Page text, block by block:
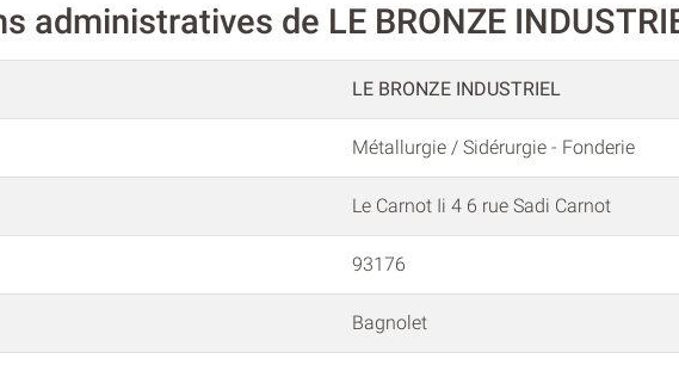
administratives de LE BRONZE
LE BRONZE INDUSTRIEL
Métallurgie / Sidérurgie - Fonderie
Le Carnot Ii 4 6 rue Sadi Carnot
93176
Bagnolet